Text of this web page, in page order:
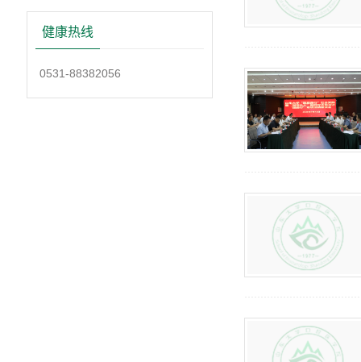
健康热线
0531-88382056